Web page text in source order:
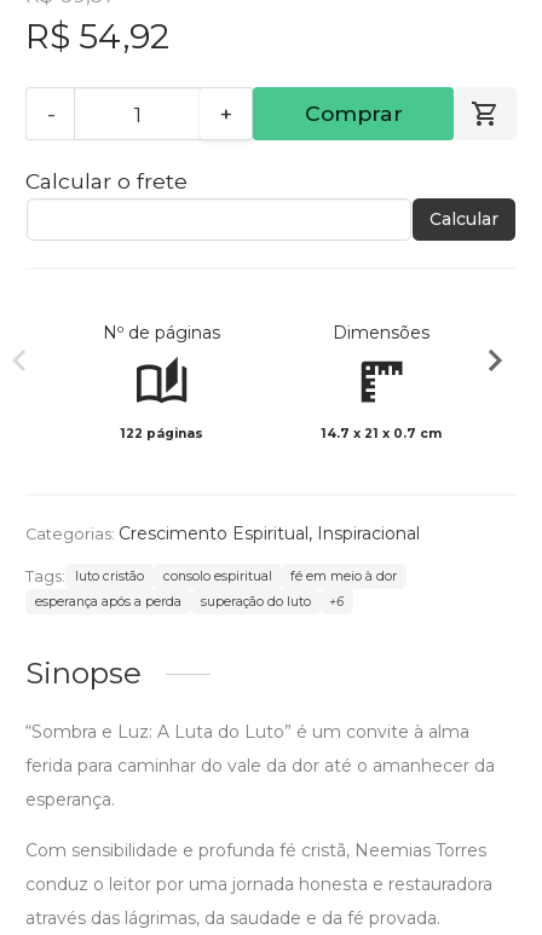
R$ 54,92
- + Comprar
Calcular o frete
Calcular
Nº de páginas
122 páginas
Dimensões
14.7 x 21 x 0.7 cm
Categorias: Crescimento Espiritual, Inspiracional
Tags: luto cristão consolo espiritual
fé em meio à dor
esperança após a perda
superação do luto +6
Sinopse
“Sombra e Luz: A Luta do Luto” é um convite à alma
ferida para caminhar do vale da dor até o amanhecer da
esperança.
Com sensibilidade e profunda fé cristã, Neemias Torres
conduz o leitor por uma jornada honesta e restauradora
através das lágrimas, da saudade e da fé provada.